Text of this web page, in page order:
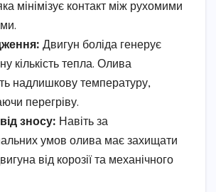
мінімізує контакт між рухомими
Двигун боліда генерує
кількість тепла. Олива
надлишкову температуру,
перегріву.
зносу: Навіть за
умов олива має захищати
від корозії та механічного